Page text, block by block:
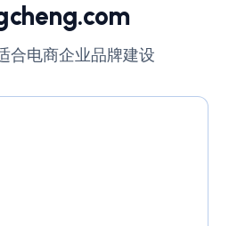
合电商企业品牌建设